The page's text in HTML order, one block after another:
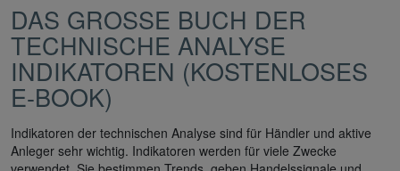
DAS GROSSE BUCH DER T
ECHNISCHE ANALYSE I
NDIKATOREN (KOSTENLOSES
E-BOOK)
Indikatoren der technischen Analyse sind für Händler und aktive
Anleger sehr wichtig. Indikatoren werden für viele Zwecke